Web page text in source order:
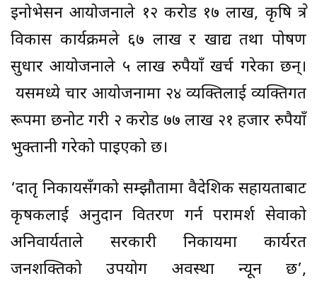
इनोभेसन आयोजनाले १२ करोड १७ लाख, कृषि क्षेत्र
विकास कार्यक्रमले ६७ लाख र खाद्य तथा पोषण
सुधार आयोजनाले ५ लाख रुपैयाँ खर्च गरेका छन्।
यसमध्ये चार आयोजनामा २४ व्यक्तिलाई व्यक्तिगत
रूपमा छनोट गरी २ करोड ७७ लाख २१ हजार रुपैयाँ
भुक्तानी गरेको पाइएको छ।
‘दातृ निकायसँगको सम्झौतामा वैदेशिक सहायताबाट
कृषकलाई अनुदान वितरण गर्न परामर्श सेवाको
अनिवार्यताले सरकारी निकायमा कार्यरत
जनशक्तिको उपयोग अवस्था न्यून छ’,